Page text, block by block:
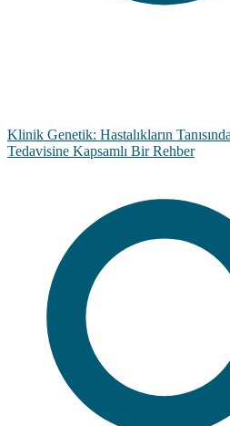
Klinik Genetik: Hastalıkların
Tedavisine Kapsamlı Bir Rehber